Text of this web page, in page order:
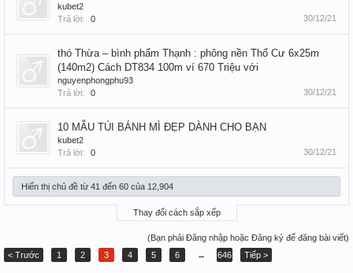
kubet2
Trả lời:
0 30/12/21
thó Thừa – bình phẩm Thạnh : phông nền Thổ Cư 6x25m
(140m2) Cách DT834 100m ví 670 Triệu với
nguyenphongphu93
Trả lời:
0 30/12/21
10 MẪU TÚI BÁNH MÌ ĐẸP DÀNH CHO BẠN
kubet2
Trả lời:
0 30/12/21
Hiển thị chủ đề từ 41 đến 60 của 12,904
Thay đổi cách sắp xếp
(Bạn phải Đăng nhập hoặc Đăng ký để đăng bài viết)
< Trước
1 2 3 4 5 6 → 646 Tiếp >